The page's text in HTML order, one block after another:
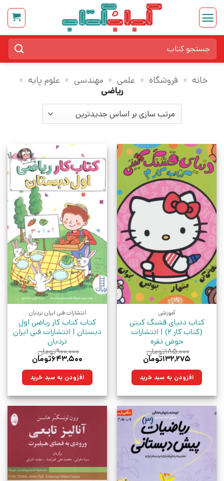
Skip
content
برای:
خانه » فروشگاه » علمی » مهندسی » علوم پایه »
ریاضی
آموزشی
کتاب دنیای قشنگ کیتی
(کتاب کار 2) | انتشارات
حوض نقره
۱۸۵,۰۰۰تومان
قیمت
۱۸۵,۰۰۰تومان
بود.
۱۳۲,۲۷۵تومان
۱۳۲,۲۷۵تومان.افزودن به سبد خرید
انتشارات فنی ایران نردبان
کتاب کتاب کار ریاضی اول
دبستان | انتشارات فنی ایران
نردبان
۹۰۰,۰۰۰تومان
قیمت
۹۰۰,۰۰۰تومان
بود.
۶۴۳,۵۰۰تومان
۶۴۳,۵۰۰تومان.افزودن به سبد خرید